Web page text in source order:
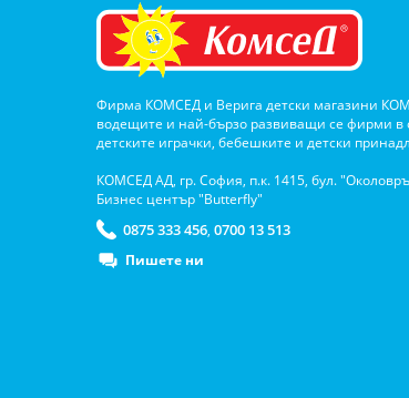
Фирма КОМСЕД и Верига детски магазини
водещите и най-бързо развиващи се фирми в
детските играчки, бебешките и детски
КОМСЕД АД, гр. София, п.к. 1415, бул.
Бизнес център "Butterfly"
0875 333 456, 0700 13 513
Пишете ни